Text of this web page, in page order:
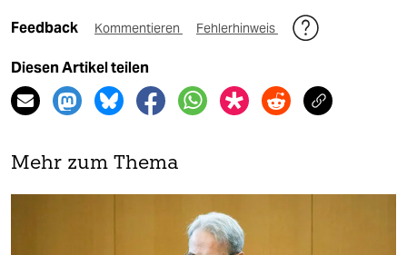
Feedback Kommentieren Fehlerhinweis
Diesen Artikel teilen
Mehr zum Thema